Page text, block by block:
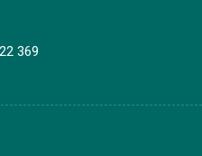
369